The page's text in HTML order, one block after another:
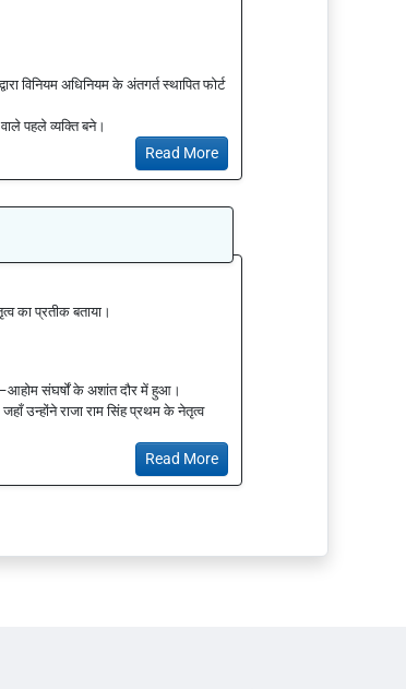
विनियम अधिनियम के अंतगर्त स्थापित फोर्ट
पहले व्यक्ति बने।
Read More
का प्रतीक बताया।
संघर्षों के अशांत दौर में हुआ।
उन्होंने राजा राम सिंह प्रथम के नेतृत्व
Read More